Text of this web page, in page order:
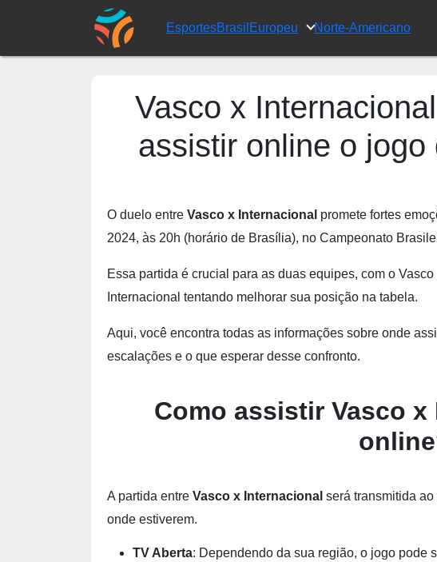
EsportesBrasil Europeu Norte-Americano
Vasco x
assistir online o
O duelo entre Vasco x Internacional promete fortes
2024, às 20h (horário de Brasília), no Campeonato
Essa partida é crucial para as duas equipes, com o
Internacional tentando melhorar sua posição na tabela.
Aqui, você encontra todas as informações sobre onde
escalações e o que esperar desse confronto.
Como assistir Vasco
A partida entre Vasco x Internacional será transmitida
onde estiverem.
TV Aberta: Dependendo da sua região, o jogo pode